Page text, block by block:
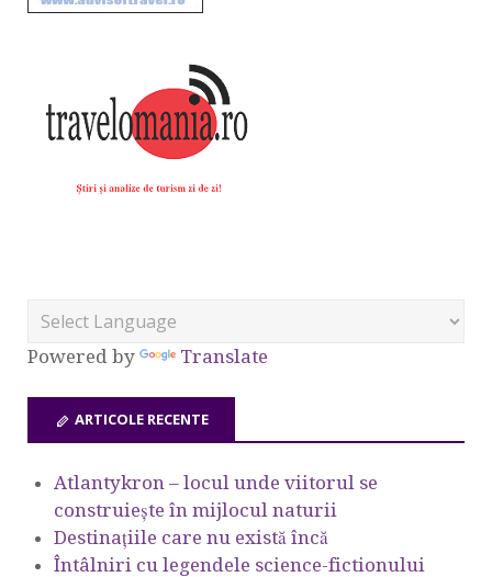
Powered by Translate
ARTICOLE RECENTE
Atlantykron – locul unde viitorul se
construiește în mijlocul naturii
Destinațiile care nu există încă
Întâlniri cu legendele science-fictionului